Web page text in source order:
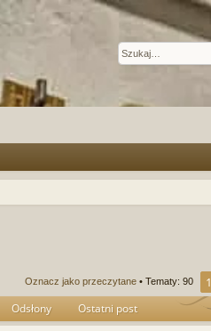
Oznacz jako przeczytane • Tematy: 90 1
Odsłony Ostatni post